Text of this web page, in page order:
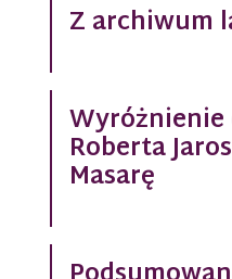
Z archiwum
Wyróżnienie
Roberta
Masarę